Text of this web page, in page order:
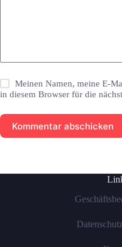
Meinen Namen, meine E-
in diesem Browser für die
Kommentar abschicken